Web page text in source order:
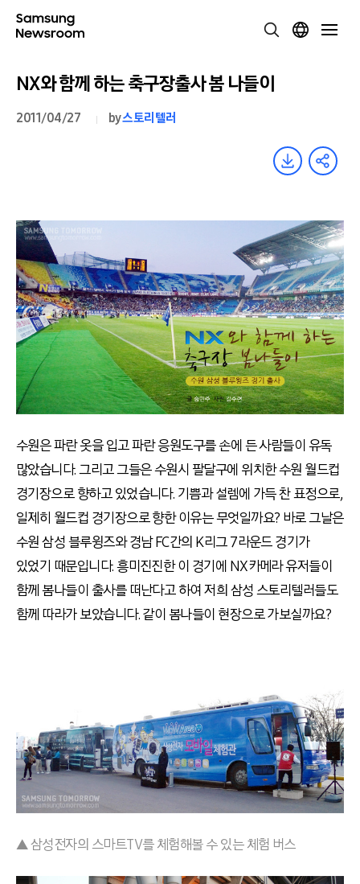
NX와 함께 하는 축구장출사 봄 나들이
2011/04/27 by스토리텔러
수원은 파란 옷을 입고 파란 응원도구를 손에 든 사람들이 유독
많았습니다. 그리고 그들은 수원시 팔달구에 위치한 수원 월드컵
경기장으로 향하고 있었습니다. 기쁨과 설렘에 가득 찬 표정으로,
일제히 월드컵 경기장으로 향한 이유는 무엇일까요? 바로 그날은
수원 삼성 블루윙즈와 경남 FC간의 K리그 7라운드 경기가
있었기 때문입니다. 흥미진진한 이 경기에 NX카메라 유저들이
함께 봄나들이 출사를 떠난다고 하여 저희 삼성 스토리텔러들도
함께 따라가 보았습니다. 같이 봄나들이 현장으로 가보실까요?
▲ 삼성전자의 스마트TV를 체험해볼 수 있는 체험 버스